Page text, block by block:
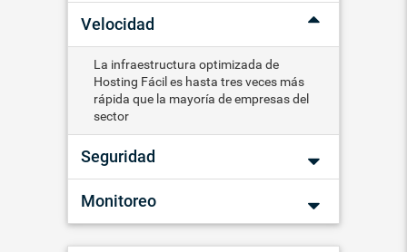
Velocidad
La infraestructura optimizada de
Hosting Fácil es hasta tres veces más
rápida que la mayoría de empresas del
sector
Seguridad
Monitoreo